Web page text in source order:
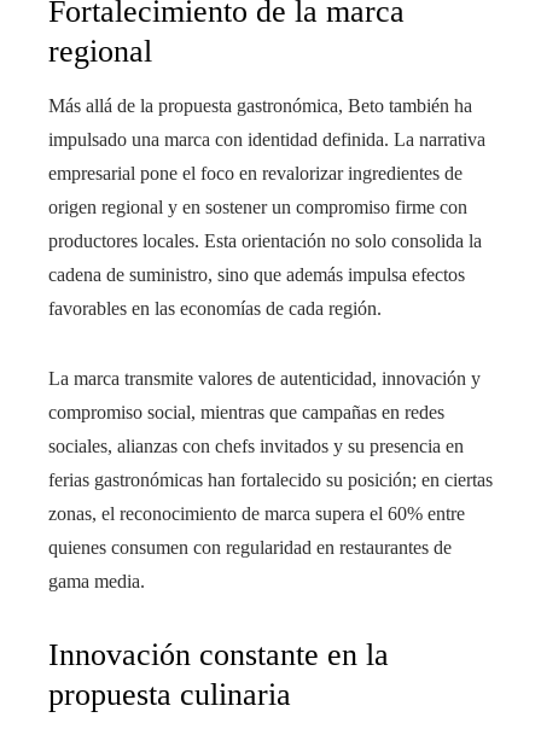
Fortalecimiento de la marca
regional
Más allá de la propuesta gastronómica, Beto también ha
impulsado una marca con identidad definida. La narrativa
empresarial pone el foco en revalorizar ingredientes de
origen regional y en sostener un compromiso firme con
productores locales. Esta orientación no solo consolida la
cadena de suministro, sino que además impulsa efectos
favorables en las economías de cada región.
La marca transmite valores de autenticidad, innovación y
compromiso social, mientras que campañas en redes
sociales, alianzas con chefs invitados y su presencia en
ferias gastronómicas han fortalecido su posición; en ciertas
zonas, el reconocimiento de marca supera el 60% entre
quienes consumen con regularidad en restaurantes de
gama media.
Innovación constante en la
propuesta culinaria